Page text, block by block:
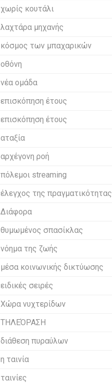
χωρίς κουτάλι
λαχτάρα μηχανής
κόσμος των μπαχαρικών
οθόνη
νέα ομάδα
επισκόπηση έτους
επισκόπηση έτους
αταξία
αρχέγονη ροή
πόλεμοι streaming
έλεγχος της πραγματικότητας
Διάφορα
θυμωμένος σπασίκλας
νόημα της ζωής
μέσα κοινωνικής δικτύωσης
ειδικές σειρές
Χώρα νυχτερίδων
ΤΗΛΕΌΡΑΣΗ
διάθεση πυραύλων
η ταινία
ταινίες